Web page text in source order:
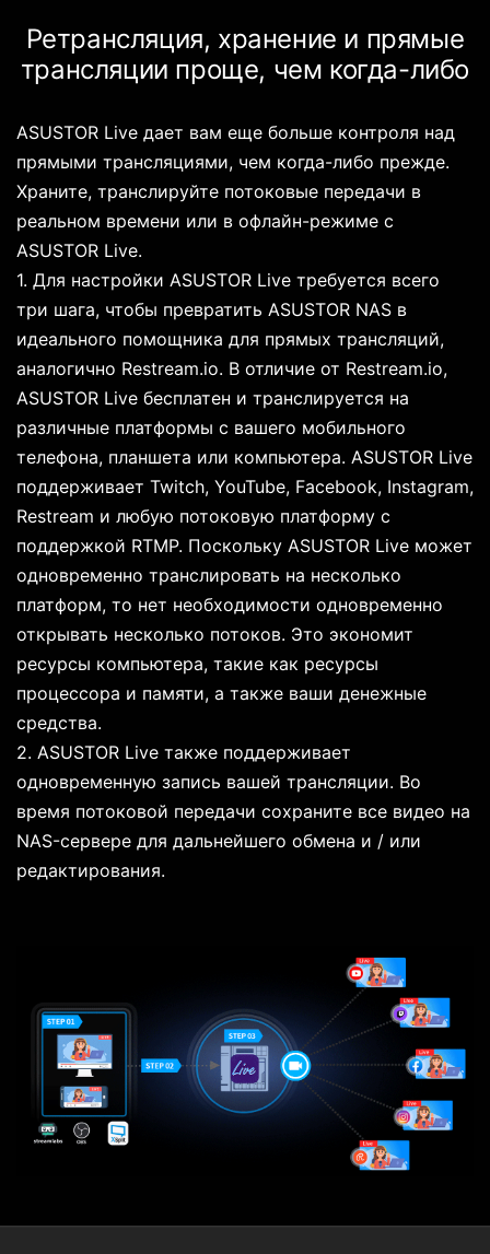
Ретрансляция, хранение и прямые
трансляции проще, чем когда-либо
ASUSTOR Live дает вам еще больше контроля над
прямыми трансляциями, чем когда-либо прежде.
Храните, транслируйте потоковые передачи в
реальном времени или в офлайн-режиме с
ASUSTOR Live.
1. Для настройки ASUSTOR Live требуется всего
три шага, чтобы превратить ASUSTOR NAS в
идеального помощника для прямых трансляций,
аналогично Restream.io. В отличие от Restream.io,
ASUSTOR Live бесплатен и транслируется на
различные платформы с вашего мобильного
телефона, планшета или компьютера. ASUSTOR Live
поддерживает Twitch, YouTube, Facebook, Instagram,
Restream и любую потоковую платформу с
поддержкой RTMP. Поскольку ASUSTOR Live может
одновременно транслировать на несколько
платформ, то нет необходимости одновременно
открывать несколько потоков. Это экономит
ресурсы компьютера, такие как ресурсы
процессора и памяти, а также ваши денежные
средства.
2. ASUSTOR Live также поддерживает
одновременную запись вашей трансляции. Во
время потоковой передачи сохраните все видео на
NAS-сервере для дальнейшего обмена и / или
редактирования.